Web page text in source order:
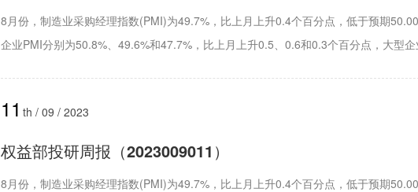
8月份，制造业采购经理指数(PMI)为49.7%，比上月上升0.4个百分点，低于预期
企业PMI分别为50.8%、49.6%和47.7%，比上月上升0.5、0.6和0.3个百分点，大型
11th / 09 / 2023
权益部投研周报（2023009011）
8月份，制造业采购经理指数(PMI)为49.7%，比上月上升0.4个百分点，低于预期